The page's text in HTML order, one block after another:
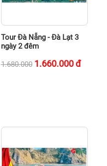
Tour Đà Nẵng - Đà Lạt 3
ngày 2 đêm
1.680.000 1.660.000đ